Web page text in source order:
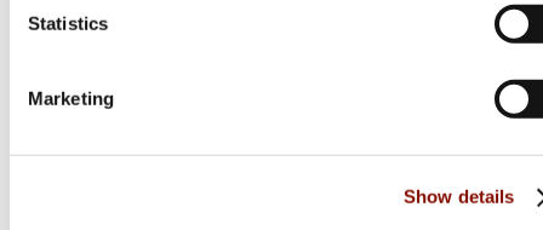
Statistics
Marketing
Show details
Från 17 999 kr